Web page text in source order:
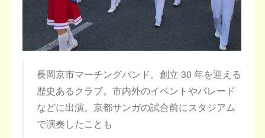
長岡京市マーチングバンド。創立 30 年を迎える
歴史あるクラブ。市内外のイベントやパレード
などに出演。京都サンガの試合前にスタジアム
で演奏したことも